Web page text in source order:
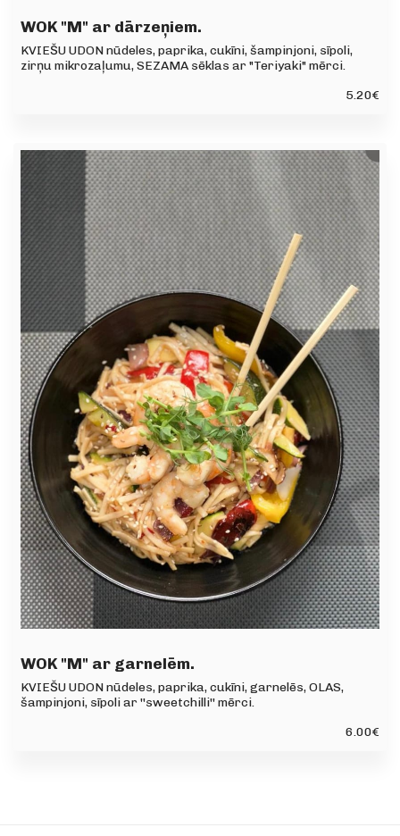
WOK "M" ar dārzeņiem.
KVIEŠU UDON nūdeles, paprika, cukīni, šampinjoni, sīpoli,
zirņu mikrozaļumu, SEZAMA sēklas ar "Teriyaki" mērci.
5.20€
WOK "M" ar garnelēm.
KVIEŠU UDON nūdeles, paprika, cukīni, garnelēs, OLAS,
šampinjoni, sīpoli ar ''sweetchilli'' mērci.
6.00€